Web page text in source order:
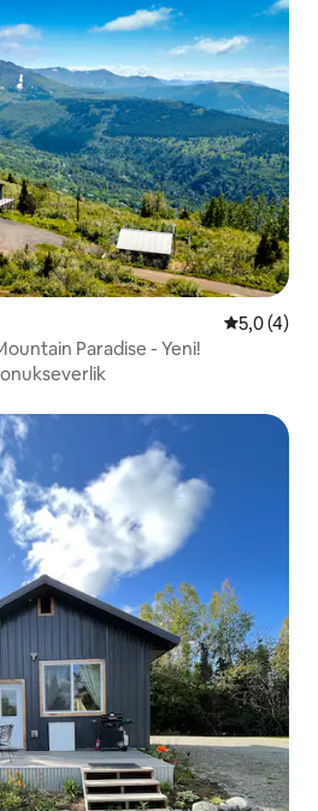
55,0 (4)
Paradise - Yeni!
en beğenilenler arasında